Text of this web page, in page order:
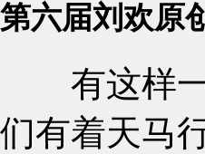
第六届刘欢原
有这样一
们有着天马